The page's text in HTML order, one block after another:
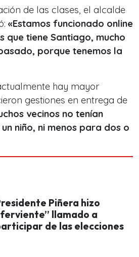
de las clases, el alcalde
«Estamos funcionado online
que tiene Santiago, mucho
porque tenemos la
hay mayor
gestiones en entrega de
vecinos no tenían
niño, ni menos para dos o
Piñera hizo
llamado a
de las elecciones